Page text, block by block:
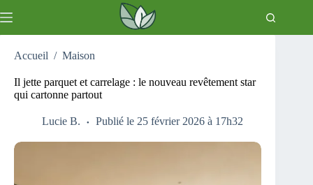
au
Accueil / Maison
Il jette parquet et carrelage : le nouveau revêtement star
qui cartonne partout
Lucie B. Publié le 25 février 2026 à 17h32